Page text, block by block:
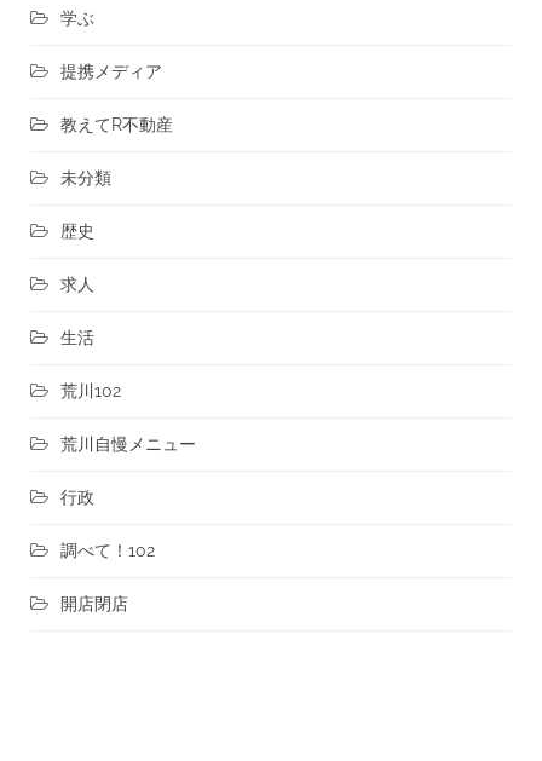
学ぶ
提携メディア
教えてR不動産
未分類
歴史
求人
生活
荒川102
荒川自慢メニュー
行政
調べて！102
開店閉店